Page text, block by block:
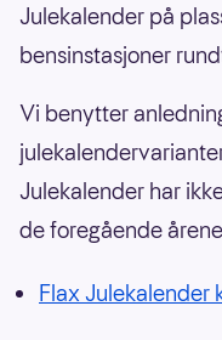
Julekalender på
bensinstasjoner
Vi benytter
Julekalender har
de foregående
Flax Julekalender